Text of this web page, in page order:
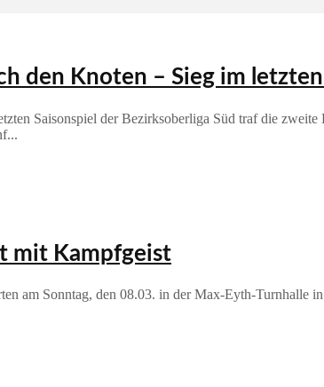
den Knoten – Sieg im
Saisonspiel der Bezirksoberliga Süd traf die
mit Kampfgeist
am Sonntag, den 08.03. in der Max‑Eyth‑Turnhalle